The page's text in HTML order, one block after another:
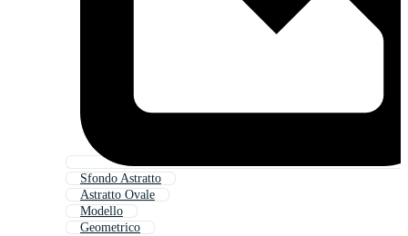
Sfondo Astratto
Astratto Ovale
Modello
Geometrico